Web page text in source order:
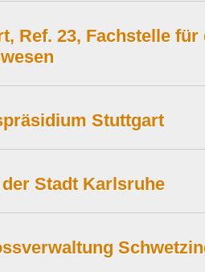
Ref. 23, Fachstelle
Stuttgart
Stadt Karlsruhe